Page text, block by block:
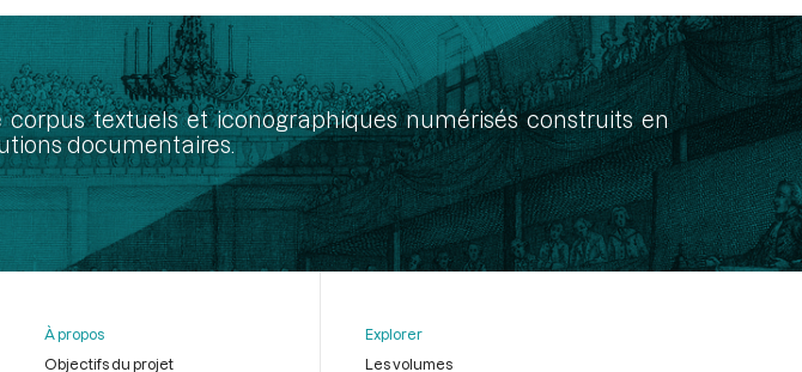
textuels et iconographiques numérisés construits en
documentaires.
À propos
Objectifs du projet
Explorer
Les volumes